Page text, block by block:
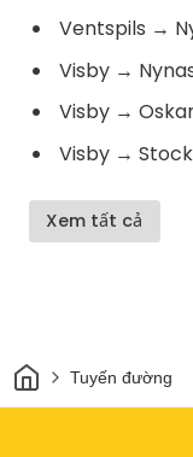
Ventspils →
Visby →
Visby →
Visby →
Xem tất cả
Trang chủ
Tuyến đường